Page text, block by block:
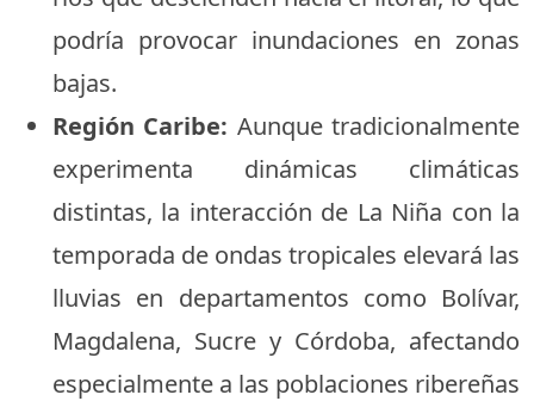
podría provocar inundaciones en zonas
bajas.
Región Caribe: Aunque tradicionalmente
experimenta dinámicas climáticas
distintas, la interacción de La Niña con la
temporada de ondas tropicales elevará las
lluvias en departamentos como Bolívar,
Magdalena, Sucre y Córdoba, afectando
especialmente a las poblaciones ribereñas